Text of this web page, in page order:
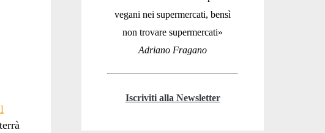
vegani nei supermercati, bensì
non trovare supermercati»
Adriano Fragano
Iscriviti alla Newsletter